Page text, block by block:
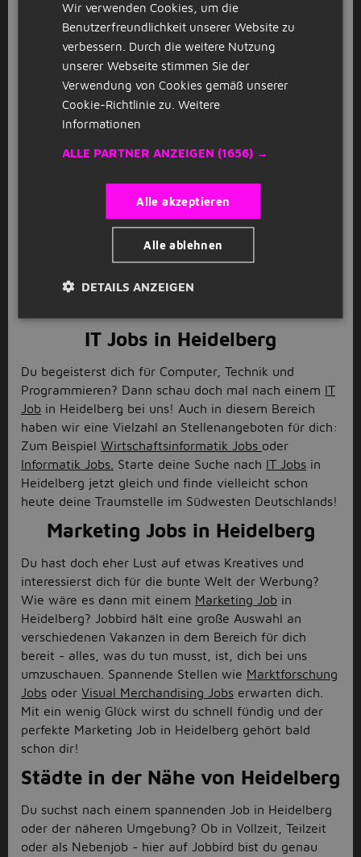
Anschauen Kürzlich geschlossene Stellenangebote
Stellenangebote in Heidelberg
Du bist auf der Suche nach einem interessanten Job
die für ihre Altstadt und Universität bekannt ist,
einiges zu bieten hat. Nicht zuletzt durch ihre
günstige Lage in der Metropolregion Rhein-Neckar
hält sie viele offene Stellen für Arbeitssuchende
zwischen all unseren unterschiedlichen
du ja noch heute deinen Traumjob in einer der
IT Jobs in Heidelberg
Du begeisterst dich für Computer, Technik und
Programmieren? Dann schau doch mal nach einem IT
Job in Heidelberg bei uns! Auch in diesem Bereich
haben wir eine Vielzahl an Stellenangeboten für dich:
Zum Beispiel Wirtschaftsinformatik Jobs oder
Informatik Jobs. Starte deine Suche nach IT Jobs in
Heidelberg jetzt gleich und finde vielleicht schon
heute deine Traumstelle im Südwesten Deutschlands!
Marketing Jobs in Heidelberg
Du hast doch eher Lust auf etwas Kreatives und
interessierst dich für die bunte Welt der Werbung?
Wie wäre es dann mit einem Marketing Job in
Heidelberg? Jobbird hält eine große Auswahl an
verschiedenen Vakanzen in dem Bereich für dich
bereit - alles, was du tun musst, ist, dich bei uns
umzuschauen. Spannende Stellen wie Marktforschung
Jobs oder Visual Merchandising Jobs erwarten dich.
Mit ein wenig Glück wirst du schnell fündig und der
perfekte Marketing Job in Heidelberg gehört bald
schon dir!
Städte in der Nähe von Heidelberg
Du suchst nach einem spannenden Job in Heidelberg
oder der näheren Umgebung? Ob in Vollzeit, Teilzeit
oder als Nebenjob - hier auf Jobbird bist du genau
Wir verwenden Cookies, um die
Benutzerfreundlichkeit unserer Website zu
verbessern. Durch die weitere Nutzung
unserer Webseite stimmen Sie der
Verwendung von Cookies gemäß unserer
Cookie-Richtlinie zu. Weitere
Informationen
ALLE PARTNER ANZEIGEN (1656) →
Alle akzeptieren
Alle ablehnen
DETAILS ANZEIGEN